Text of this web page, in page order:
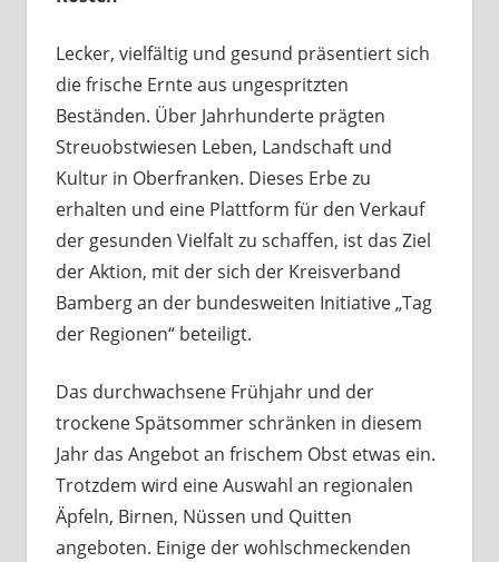
Lecker, vielfältig und gesund präsentiert sich
die frische Ernte aus ungespritzten
Beständen. Über Jahrhunderte prägten
Streuobstwiesen Leben, Landschaft und
Kultur in Oberfranken. Dieses Erbe zu
erhalten und eine Plattform für den Verkauf
der gesunden Vielfalt zu schaffen, ist das Ziel
der Aktion, mit der sich der Kreisverband
Bamberg an der bundesweiten Initiative „Tag
der Regionen“ beteiligt.
Das durchwachsene Frühjahr und der
trockene Spätsommer schränken in diesem
Jahr das Angebot an frischem Obst etwas ein.
Trotzdem wird eine Auswahl an regionalen
Äpfeln, Birnen, Nüssen und Quitten
angeboten. Einige der wohlschmeckenden